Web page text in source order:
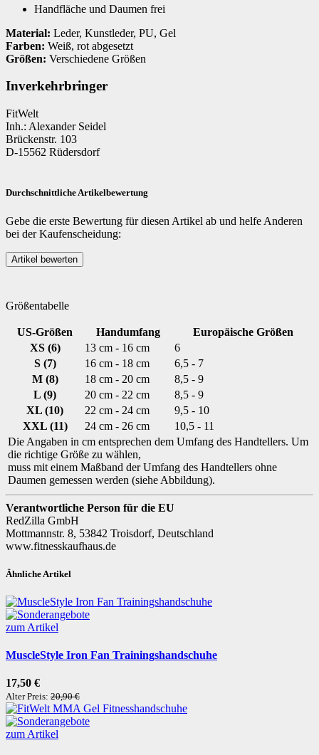
Handfläche und Daumen frei
Material: Leder, Kunstleder, PU, Gel
Farben: Weiß, rot abgesetzt
Größen: Verschiedene Größen
Inverkehrbringer
FitWelt
Inh.: Alexander Seidel
Brückenstr. 103
D-15562 Rüdersdorf
Durchschnittliche Artikelbewertung
Gebe die erste Bewertung für diesen Artikel ab und helfe Anderen
bei der Kaufenscheidung:
Größentabelle
US-Größen Handumfang
Europäische Größen
XS (6)
13 cm - 16 cm
6
S (7)
16 cm - 18 cm
6,5 - 7
M (8)
18 cm - 20 cm
8,5 - 9
L (9)
20 cm - 22 cm
8,5 - 9
XL (10)
22 cm - 24 cm
9,5 - 10
XXL (11)
24 cm - 26 cm
10,5 - 11
Die Angaben in cm entsprechen dem Umfang des Handtellers. Um
die richtige Größe zu wählen,
muss mit einem Maßband der Umfang des Handtellers ohne
Daumen gemessen werden (siehe Abbildung).
Verantwortliche Person für die EU
RedZilla GmbH
Mottmannstr. 8, 53842 Troisdorf, Deutschland
www.fitnesskaufhaus.de
Ähnliche Artikel
zum Artikel
MuscleStyle Iron Fan Trainingshandschuhe
17,50 €
Alter Preis: 20,90 €
zum Artikel